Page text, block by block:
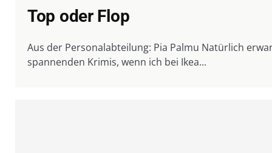
Top oder Flop
Aus der Personalabteilung: Pia Palmu Natürlich erwarte ich keine
spannenden Krimis, wenn ich bei Ikea...